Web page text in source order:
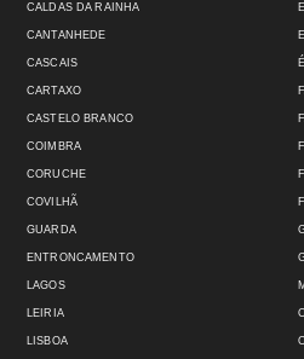
CALDAS DA RAINHA
CANTANHEDE
CASCAIS
CARTAXO
CASTELO BRANCO
COIMBRA
CORUCHE
COVILHÃ
GUARDA
ENTRONCAMENTO
LAGOS
LEIRIA
LISBOA